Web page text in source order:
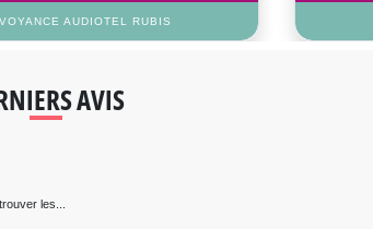
AUDIOTEL RUBIS
AVIS
les...